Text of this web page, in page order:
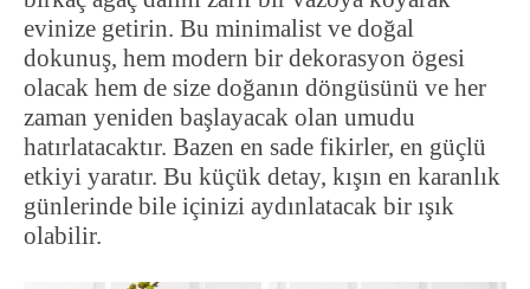
evinize getirin. Bu minimalist ve doğal
dokunuş, hem modern bir dekorasyon ögesi
olacak hem de size doğanın döngüsünü ve her
zaman yeniden başlayacak olan umudu
hatırlatacaktır. Bazen en sade fikirler, en güçlü
etkiyi yaratır. Bu küçük detay, kışın en karanlık
günlerinde bile içinizi aydınlatacak bir ışık
olabilir.